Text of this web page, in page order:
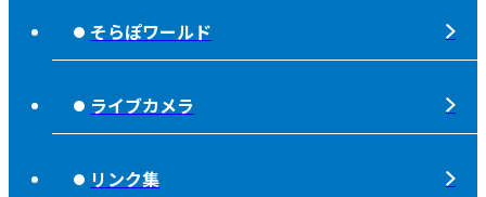
大分朝日放送 人権方針
青少年と放送
宇宙(そら)
ピンクリボン
みんなでそなえーる
SOLD OUT
タウンスパイス
夜分、おじゃまします。
そらぽワールド
ライブカメラ
リンク集